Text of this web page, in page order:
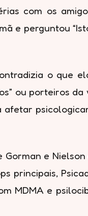
com os
e perguntou
o que
ou porteiros da
afetar
e
principais,
MDMA e